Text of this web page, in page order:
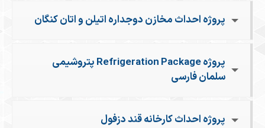
پروژه احداث مخازن دوجداره اتیلن و اتان کنگان
پروژه Refrigeration Package پتروشیمی
سلمان فارسی
پروژه احداث کارخانه قند دزفول